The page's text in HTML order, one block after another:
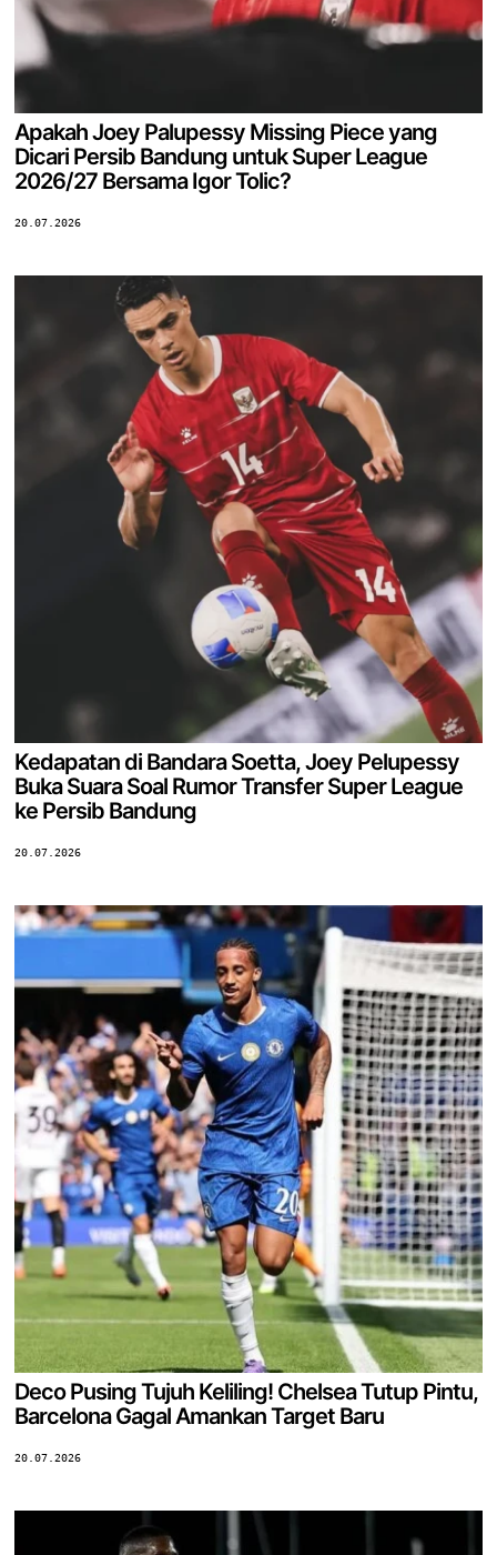
Apakah Joey Palupessy Missing Piece yang
Dicari Persib Bandung untuk Super League
2026/27 Bersama Igor Tolic?
20.07.2026
Kedapatan di Bandara Soetta, Joey Pelupessy
Buka Suara Soal Rumor Transfer Super League
ke Persib Bandung
20.07.2026
Deco Pusing Tujuh Keliling! Chelsea Tutup Pintu,
Barcelona Gagal Amankan Target Baru
20.07.2026